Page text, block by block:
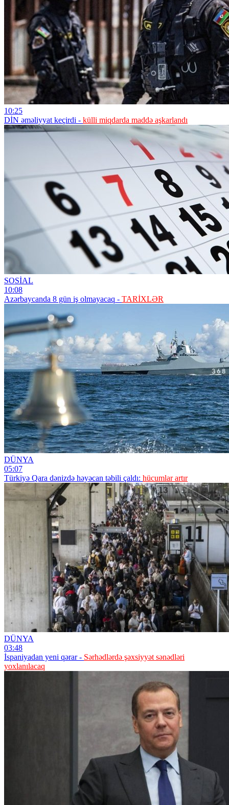
10:25
DİN əməliyyat keçirdi - külli miqdarda maddə aşkarlandı
SOSİAL
10:08
Azərbaycanda 8 gün iş olmayacaq - TARİXLƏR
DÜNYA
05:07
Türkiyə Qara dənizdə həyəcan təbili çaldı: hücumlar artır
DÜNYA
03:48
İspaniyadan yeni qərar - Sərhədlərdə şəxsiyyət sənədləri
yoxlanılacaq